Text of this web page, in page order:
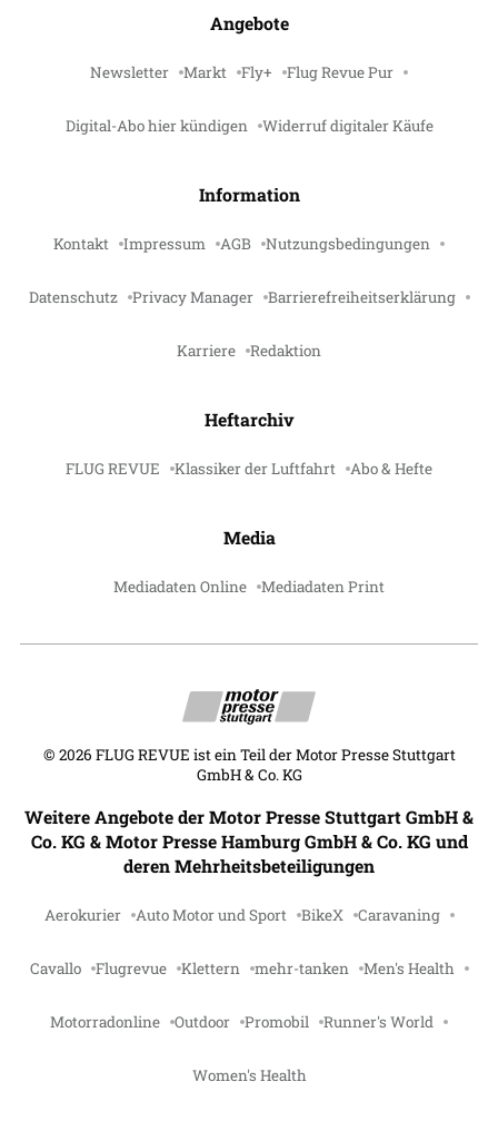
Angebote
Newsletter Markt Fly+ Flug Revue Pur
Digital-Abo hier kündigen Widerruf digitaler Käufe
Information
Kontakt Impressum AGB Nutzungsbedingungen
Datenschutz Privacy Manager Barrierefreiheitserklärung
Karriere Redaktion
Heftarchiv
FLUG REVUE Klassiker der Luftfahrt Abo & Hefte
Media
Mediadaten Online Mediadaten Print
© 2026 FLUG REVUE ist ein Teil der Motor Presse Stuttgart
GmbH & Co. KG
Weitere Angebote der Motor Presse Stuttgart GmbH &
Co. KG & Motor Presse Hamburg GmbH & Co. KG und
deren Mehrheitsbeteiligungen
Aerokurier Auto Motor und Sport BikeX Caravaning
Cavallo Flugrevue Klettern mehr-tanken Men's Health
Motorradonline Outdoor Promobil Runner's World
Women's Health